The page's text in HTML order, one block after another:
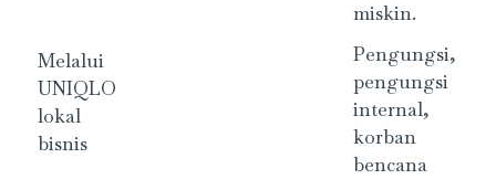
Melalui
UNIQLO
lokal
bisnis
miskin.
Pengungsi,
pengungsi
internal,
korban
bencana